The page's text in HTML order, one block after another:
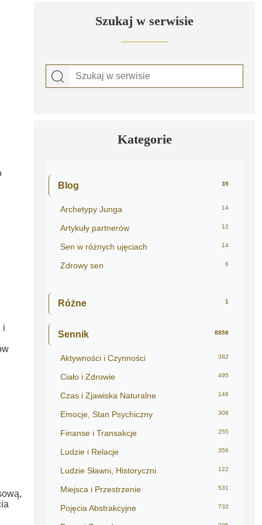
i
Szukaj w serwisie
Kategorie
Blog 39
Archetypy Junga 14
Artykuły partnerów 12
Sen w różnych ujęciach 14
Zdrowy sen 6
Różne 1
Sennik 8858
Aktywności i Czynności 382
Ciało i Zdrowie 495
Czas i Zjawiska Naturalne 146
Emocje, Stan Psychiczny 308
Finanse i Transakcje 255
Ludzie i Relacje 356
Ludzie Sławni, Historyczni 122
Miejsca i Przestrzenie 531
Pojęcia Abstrakcyjne 732